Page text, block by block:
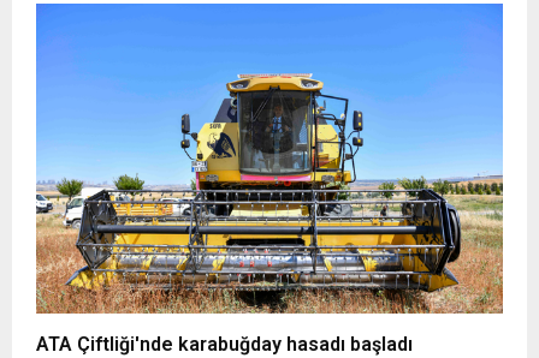
ATA Çiftliği'nde karabuğday hasadı başladı